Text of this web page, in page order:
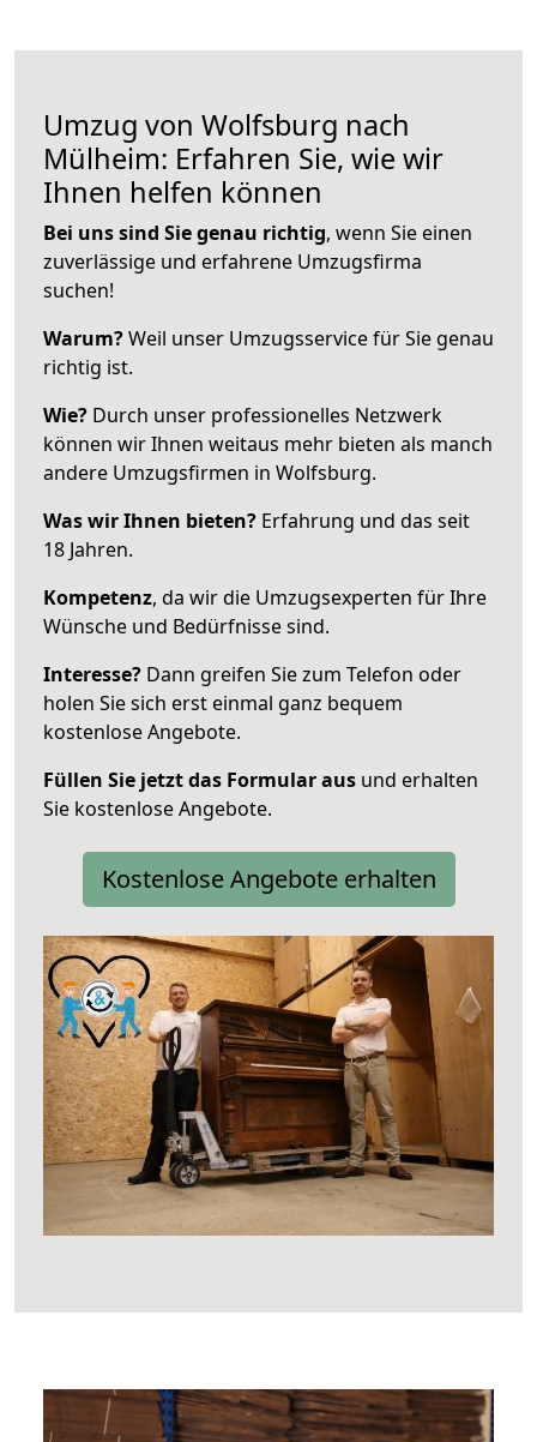
Umzug von Wolfsburg nach
Mülheim: Erfahren Sie, wie wir
Ihnen helfen können
Bei uns sind Sie genau richtig, wenn Sie einen
zuverlässige und erfahrene Umzugsfirma
suchen!
Warum?Weil unser Umzugsservice für Sie genau
richtig ist.
Wie? Durch unser professionelles Netzwerk
können wir Ihnen weitaus mehr bieten als manch
andere Umzugsfirmen in Wolfsburg.
Was wir Ihnen bieten? Erfahrung und das seit
18 Jahren.
Kompetenz, da wir die Umzugsexperten für Ihre
Wünsche und Bedürfnisse sind.
Interesse? Dann greifen Sie zum Telefon oder
holen Sie sich erst einmal ganz bequem
kostenlose Angebote.
Füllen Sie jetzt das Formular aus und erhalten
Sie kostenlose Angebote.
Kostenlose Angebote erhalten